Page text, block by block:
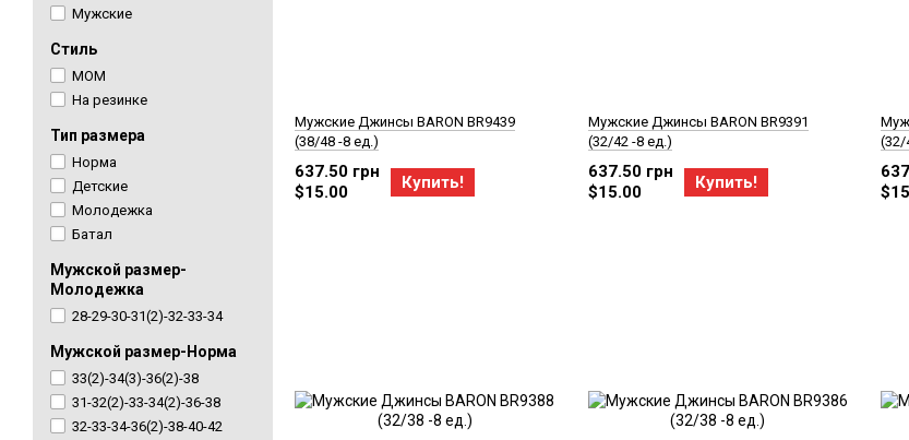
Мужские Джинсы BARON BR9439
(38/48 -8 ед.)
637.50 грн
$15.00
Купить!
Мужские Джинсы BARON BR9391
(32/42 -8 ед.)
637.50 грн
$15.00
Купить!
(32/
Мужские
Стиль
MOM
На резинке
Тип размера
Норма
Детские
Молодежка
Батал
Мужской размер-
Молодежка
28-29-30-31(2)-32-33-34
Мужской размер-Норма
33(2)-34(3)-36(2)-38
31-32(2)-33-34(2)-36-38
32-33-34-36(2)-38-40-42